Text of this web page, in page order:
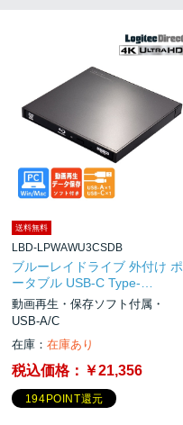
送料無料
LBD-LPWAWU3CSDB
ブルーレイドライブ 外付け ポ
ータブル USB-C Type-…
動画再生・保存ソフト付属・
USB-A/C
在庫：在庫あり
税込価格： ￥21,356
194POINT還元